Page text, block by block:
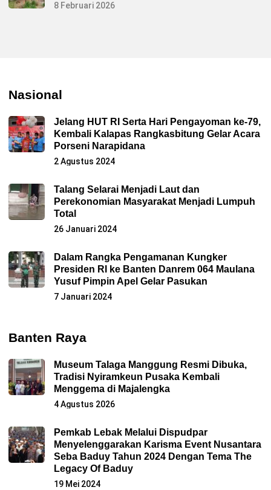
8 Februari 2026
Nasional
Jelang HUT RI Serta Hari Pengayoman ke-79,
Kembali Kalapas Rangkasbitung Gelar Acara
Porseni Narapidana
2 Agustus 2024
Talang Selarai Menjadi Laut dan
Perekonomian Masyarakat Menjadi Lumpuh
Total
26 Januari 2024
Dalam Rangka Pengamanan Kungker
Presiden RI ke Banten Danrem 064 Maulana
Yusuf Pimpin Apel Gelar Pasukan
7 Januari 2024
Banten Raya
Museum Talaga Manggung Resmi Dibuka,
Tradisi Nyiramkeun Pusaka Kembali
Menggema di Majalengka
4 Agustus 2026
Pemkab Lebak Melalui Dispudpar
Menyelenggarakan Karisma Event Nusantara
Seba Baduy Tahun 2024 Dengan Tema The
Legacy Of Baduy
19 Mei 2024